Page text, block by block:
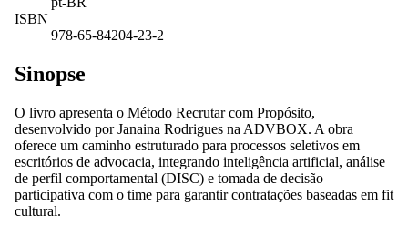
ISBN
978-65-84204-23-2
Sinopse
O livro apresenta o Método Recrutar com Propósito,
desenvolvido por Janaina Rodrigues na ADVBOX. A obra
oferece um caminho estruturado para processos seletivos em
escritórios de advocacia, integrando inteligência artificial, análise
de perfil comportamental (DISC) e tomada de decisão
participativa com o time para garantir contratações baseadas em fit
cultural.